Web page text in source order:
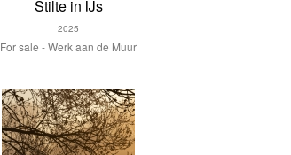
Stilte in IJs
2025
For sale - Werk aan de Muur